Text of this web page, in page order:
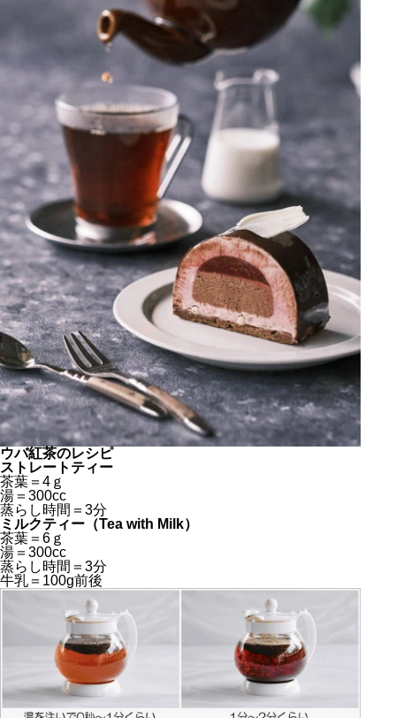
ウバ紅茶のレシピ
ストレートティー
茶葉＝4ｇ
湯＝300cc
蒸らし時間＝3分
ミルクティー（Tea with Milk）
茶葉＝6ｇ
湯＝300cc
蒸らし時間＝3分
牛乳＝100g前後